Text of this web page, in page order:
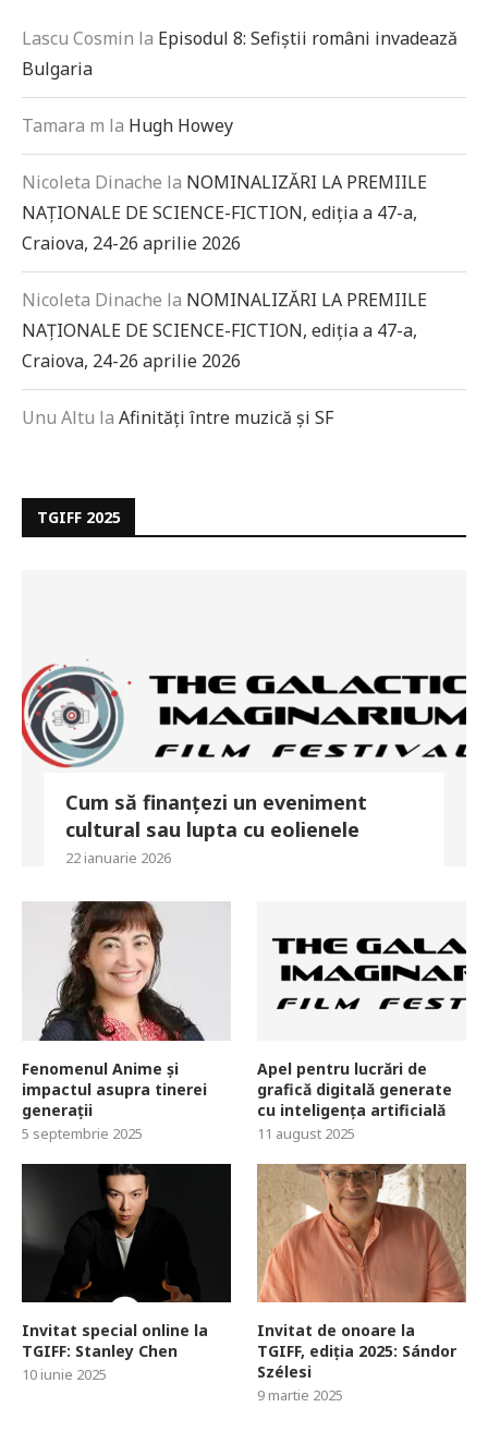
Lascu Cosmin la Episodul 8: Sefiștii români invadează
Bulgaria
Tamara m la Hugh Howey
Nicoleta Dinache la NOMINALIZĂRI LA PREMIILE
NAȚIONALE DE SCIENCE-FICTION, ediția a 47-a,
Craiova, 24-26 aprilie 2026
Nicoleta Dinache la NOMINALIZĂRI LA PREMIILE
NAȚIONALE DE SCIENCE-FICTION, ediția a 47-a,
Craiova, 24-26 aprilie 2026
Unu Altu la Afinități între muzică și SF
TGIFF 2025
Cum să finanțezi un eveniment
cultural sau lupta cu eolienele
22 ianuarie 2026
Fenomenul Anime și
impactul asupra tinerei
generații
5 septembrie 2025
Apel pentru lucrări de
grafică digitală generate
cu inteligența artificială
11 august 2025
Invitat special online la
TGIFF: Stanley Chen
10 iunie 2025
Invitat de onoare la
TGIFF, ediția 2025: Sándor
Szélesi
9 martie 2025